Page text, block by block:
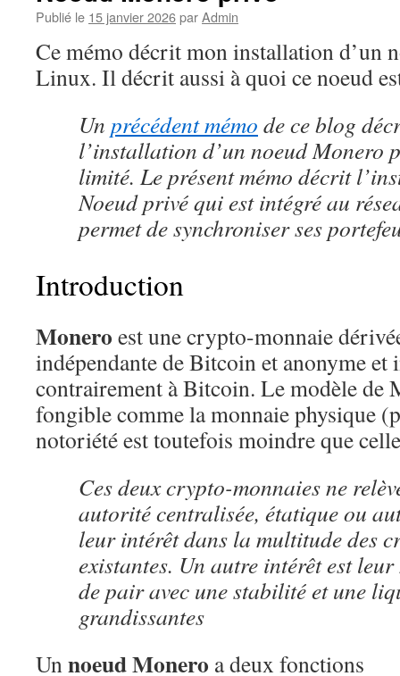
Publié le 15 janvier 2026parAdmin
Ce mémo décrit mon installation d’un
Linux. Il décrit aussi à quoi ce noeud
Un précédent mémo de ce blog
l’installation d’un noeud Monero
limité. Le présent mémo décrit
Noeud privé qui est intégré au
permet de synchroniser ses
Introduction
Monero est une crypto-monnaie
indépendante de Bitcoin et anonyme et
contrairement à Bitcoin. Le modèle de
fongible comme la monnaie physique
notoriété est toutefois moindre que
Ces deux crypto-monnaies ne
autorité centralisée, étatique ou
leur intérêt dans la multitude des
existantes. Un autre intérêt est
de pair avec une stabilité et une
grandissantes
Unnoeud Monero a deux fonctions